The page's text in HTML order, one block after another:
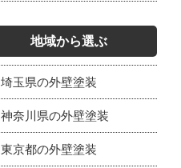
地域から選ぶ
埼玉県の外壁塗装
神奈川県の外壁塗装
東京都の外壁塗装